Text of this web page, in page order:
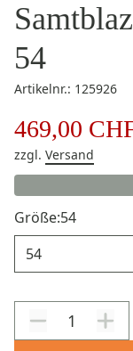
54
Artikelnr.: 125926
469,00
zzgl. Versand
Größe:54